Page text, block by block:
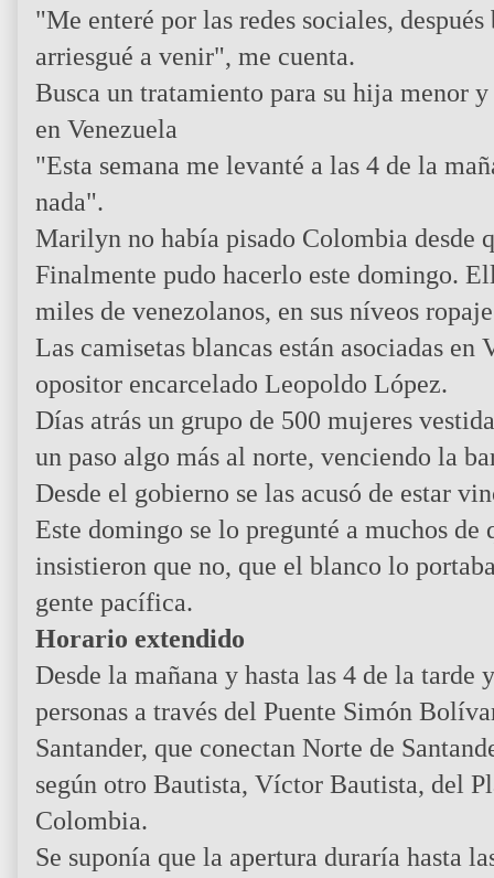
"Me enteré por las redes sociales,
arriesgué a venir", me cuenta.
Busca un tratamiento para su hija menor
en Venezuela
"Esta semana me levanté a las 4 de la
nada".
Marilyn no había pisado Colombia desde
Finalmente pudo hacerlo este domingo.
miles de venezolanos, en sus níveos
Las camisetas blancas están asociadas
opositor encarcelado Leopoldo López.
Días atrás un grupo de 500 mujeres
un paso algo más al norte, venciendo la
Desde el gobierno se las acusó de estar
Este domingo se lo pregunté a muchos
insistieron que no, que el blanco lo
gente pacífica.
Horario extendido
Desde la mañana y hasta las 4 de la tarde
personas a través del Puente Simón
Santander, que conectan Norte de
según otro Bautista, Víctor Bautista, del
Colombia.
Se suponía que la apertura duraría hasta